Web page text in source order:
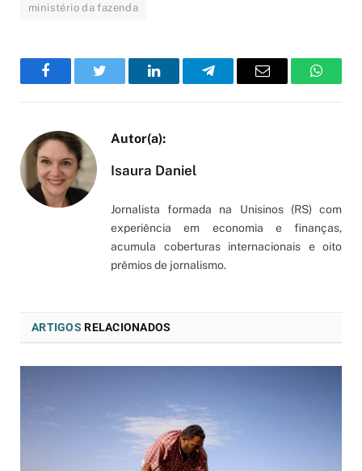
ministério da fazenda
FacebookTwitter LinkedInTelegramEmail
Isaura Daniel
Jornalista formada na Unisinos (RS) com
experiência em economia e finanças,
acumula coberturas internacionais e oito
prêmios de jornalismo.
ARTIGOS RELACIONADOS